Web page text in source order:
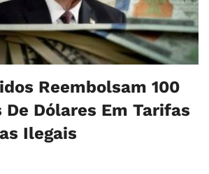
Reembolsam 100
Dólares Em Tarifas
Ilegais